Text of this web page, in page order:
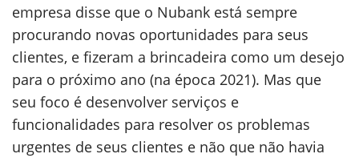
empresa disse que o Nubank está sempre
procurando novas oportunidades para seus
clientes, e fizeram a brincadeira como um desejo
para o próximo ano (na época 2021). Mas que
seu foco é desenvolver serviços e
funcionalidades para resolver os problemas
urgentes de seus clientes e não que não havia